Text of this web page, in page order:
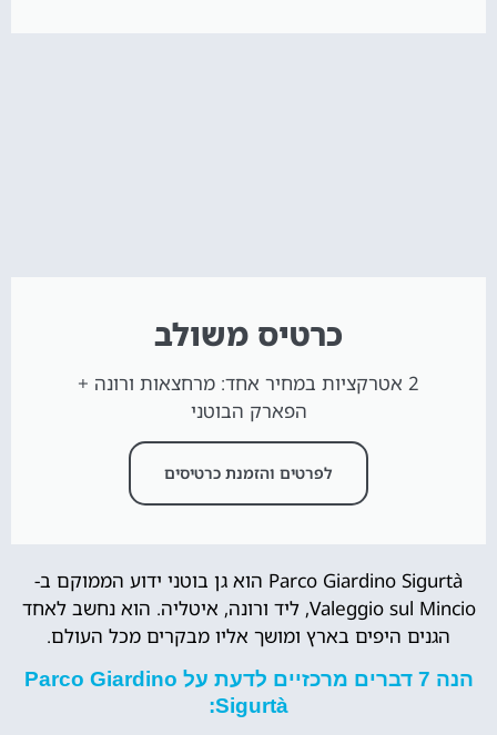
כרטיס משולב
2 אטרקציות במחיר אחד: מרחצאות ורונה +
הפארק הבוטני
לפרטים והזמנת כרטיסים
Parco Giardino Sigurtà הוא גן בוטני ידוע הממוקם ב-
Valeggio sul Mincio, ליד ורונה, איטליה. הוא נחשב לאחד
הגנים היפים בארץ ומושך אליו מבקרים מכל העולם.
הנה 7 דברים מרכזיים לדעת על Parco Giardino
Sigurtà: